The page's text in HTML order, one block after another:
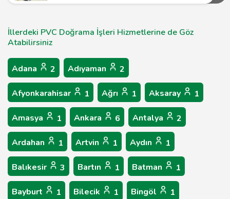
İllerdeki PVC Doğrama İşleri Hizmetlerine de Göz
Atabilirsiniz
Adana 2 Adıyaman 2
Afyonkarahisar 1 Ağrı 1 Aksaray 1
Amasya 1 Ankara 6 Antalya 2
Ardahan 1 Artvin 1 Aydın 1
Balıkesir 3 Bartın 1 Batman 1
Bayburt 1 Bilecik 1 Bingöl 1